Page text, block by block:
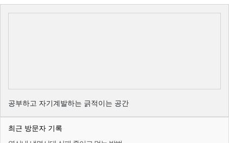
공부하고 자기계발하는 긁적이는 공간
최근 방문자 기록